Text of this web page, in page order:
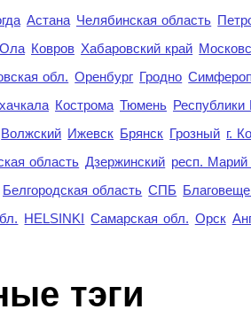
Астана Челябинская область
Ковров Хабаровский край
обл. Оренбург Гродно
Кострома Тюмень Республики
Волжский Ижевск Брянск Грозный г.
область Дзержинский респ.
Белгородская область СПБ
HELSINKI Самарская обл. Орск
тэги